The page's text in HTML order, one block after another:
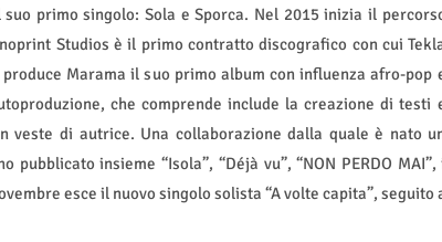
primo singolo: Sola e Sporca. Nel 2015 inizia il
Studios è il primo contratto discografico con cui
Marama il suo primo album con influenza afro-pop
che comprende include la creazione di testi
di autrice. Una collaborazione dalla quale è nato
insieme “Isola”, “Déjà vu”, “NON PERDO MAI”,
esce il nuovo singolo solista “A volte capita”, seguito